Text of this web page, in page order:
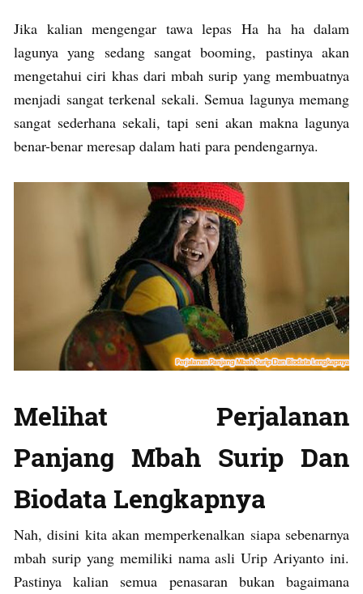
Jika kalian mengengar tawa lepas Ha ha ha dalam
lagunya yang sedang sangat booming, pastinya akan
mengetahui ciri khas dari mbah surip yang membuatnya
menjadi sangat terkenal sekali. Semua lagunya memang
sangat sederhana sekali, tapi seni akan makna lagunya
benar-benar meresap dalam hati para pendengarnya.
Melihat Perjalanan
Panjang Mbah Surip Dan
Biodata Lengkapnya
Nah, disini kita akan memperkenalkan siapa sebenarnya
mbah surip yang memiliki nama asli Urip Ariyanto ini.
Pastinya kalian semua penasaran bukan bagaimana